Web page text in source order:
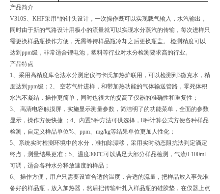
产品简介
V310S、KHF采用*的针头设计，一次操作既可以实现载气输入，水汽输出，
同时由于新的气路设计用极小的流量就可以实现水分蒸汽的传输，每次进样只
需更换样品瓶操作方便，无需等待样品瓶冷却之后更换瓶盖。 检测精度可以
达到ppm级，非常适合锂电池，塑料等行业对水分检测要求高的行业。
产品特点
1、采用高精度库仑法水分测定仪与卡氏加热炉联用，可以检测到3微克水，精
度达到ppm级；2、 空芯气针进样，和带加热功能的气体输送管路，零死体积
水汽不凝结，操作更简单，同时也很大的提高了仪器的准确性和重复性；
3、 高清电容触摸屏，实施显示测量参数，简洁明了的功能菜单，全面的参数
显示，操作方便快捷 ；4、内置5种方法可供选择，8种计算公式方便各种样品
检测，自定义样品单位%、ppm、mg/kg等结果单位更加人性化；
5、系统实时检测环境中的水分，准扣除漂移，采用实时动态阻抗法判定滴定
终点，测量结果更准；5、温度300℃可以满足大部分样品检测，气流0-100ml
可调，适合各种水分释放速度的样品；
6、 操作方便，用户只需要设置合适的温度，合适的流量，把样品放入事先准
备好的样品瓶，放入加热器，然后把传输针扎入样品瓶的硅胶垫，在仪器上点